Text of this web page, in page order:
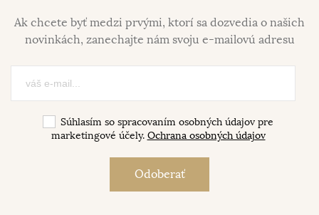
Ak chcete byť medzi prvými, ktorí sa dozvedia o našich
novinkách, zanechajte nám svoju e-mailovú adresu
Súhlasím so spracovaním osobných údajov pre
marketingové účely. Ochrana osobných údajov